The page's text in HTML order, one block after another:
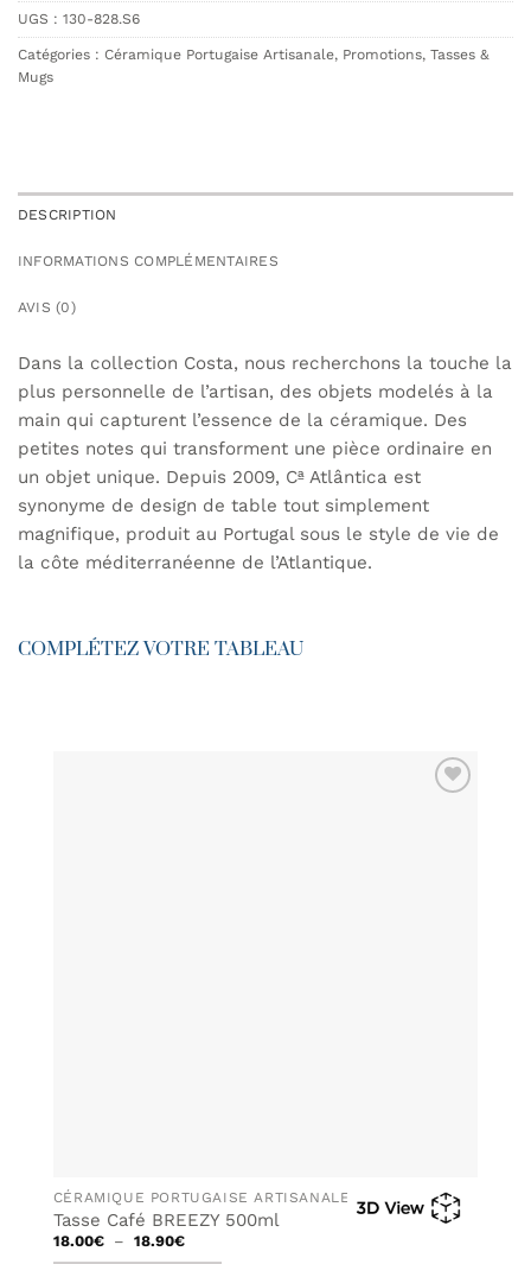
UGS : 130-828.S6
Catégories : Céramique Portugaise Artisanale, Promotions, Tasses &
Mugs
DESCRIPTION
INFORMATIONS COMPLÉMENTAIRES
AVIS (0)
Dans la collection Costa, nous recherchons la touche la
plus personnelle de l’artisan, des objets modelés à la
main qui capturent l’essence de la céramique. Des
petites notes qui transforment une pièce ordinaire en
un objet unique. Depuis 2009, Cª Atlântica est
synonyme de design de table tout simplement
magnifique, produit au Portugal sous le style de vie de
la côte méditerranéenne de l’Atlantique.
COMPLÉTEZ VOTRE TABLEAU
CÉRAMIQUE PORTUGAISE ARTISANALE
Tasse Café BREEZY 500ml
18.00€ – 18.90€Plage